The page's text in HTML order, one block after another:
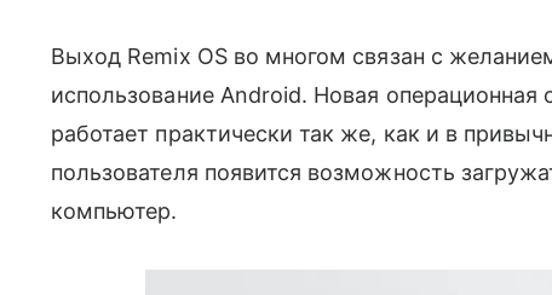
Выход Remix OS во многом связан с
использование Android. Новая
работает практически так же, как и в
пользователя появится возможность
компьютер.